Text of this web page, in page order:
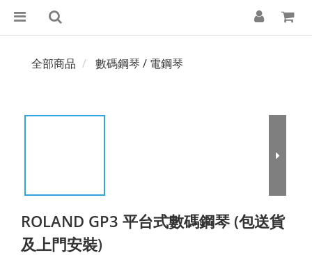
全部商品 數碼鋼琴 / 電鋼琴
ROLAND GP3 平台式數碼鋼琴 (包送貨
及上門安裝)